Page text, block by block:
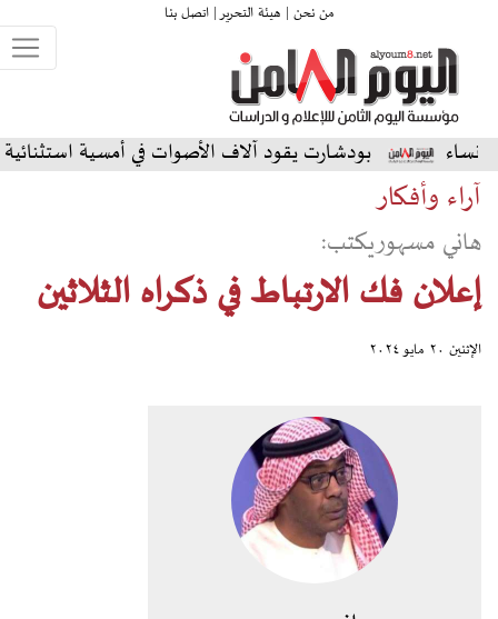
من نحن | هيئة التحرير |اتصل بنا
يقود آلاف الأصوات في أمسية استثنائية على المسرح
آراء وأفكار
هاني مسهوريكتب:
إعلان فك الارتباط في ذكراه الثلاثين
الإثنين ٢٠ مايو ٢٠٢٤